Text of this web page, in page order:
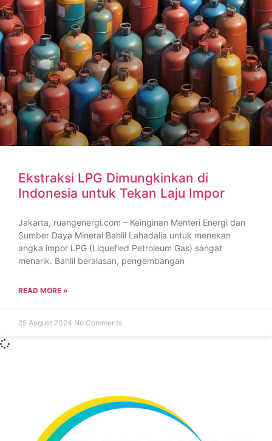
Ekstraksi LPG Dimungkinkan di
Indonesia untuk Tekan Laju Impor
Jakarta, ruangenergi.com – Keinginan Menteri Energi dan
Sumber Daya Mineral Bahlil Lahadalia untuk menekan
angka impor LPG (Liquefied Petroleum Gas) sangat
menarik. Bahlil beralasan, pengembangan
READ MORE »
25 August 2024 No Comments